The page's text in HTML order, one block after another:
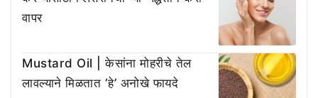
वापर
Mustard Oil | केसांना मोहरीचे तेल
लावल्याने मिळतात ‘हे’ अनोखे फायदे